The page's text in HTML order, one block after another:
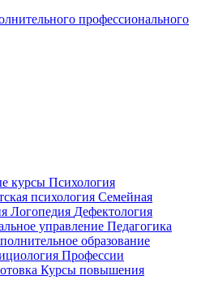
профессионального
курсы Психология
психология Семейная
Логопедия Дефектология
управление Педагогика
образование
Профессии
Курсы повышения